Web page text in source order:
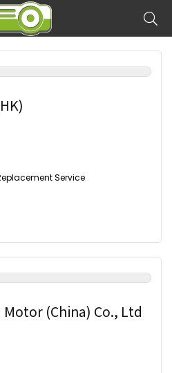
Service
Motor (China) Co., Ltd